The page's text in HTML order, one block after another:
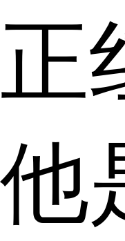
正
他